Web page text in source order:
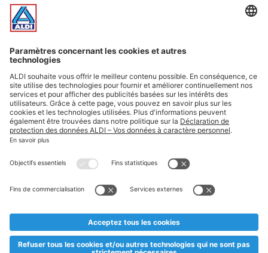
Infos essentielles
Suivez ALDI Luxembourg
Textes marqués d'un astérisque et mentions légales
esoulaang bis de Stock eidel ass. Mir soen Iech Merci fir Äert
Planifikatioun ausverkaaft sollte sinn. De VALORLUX-Präis an
** Op dësem Site huet d'Benotze vun der männlecher Form eng
besser Liesbarkeet am Sënn an huet keng diskriminéierend